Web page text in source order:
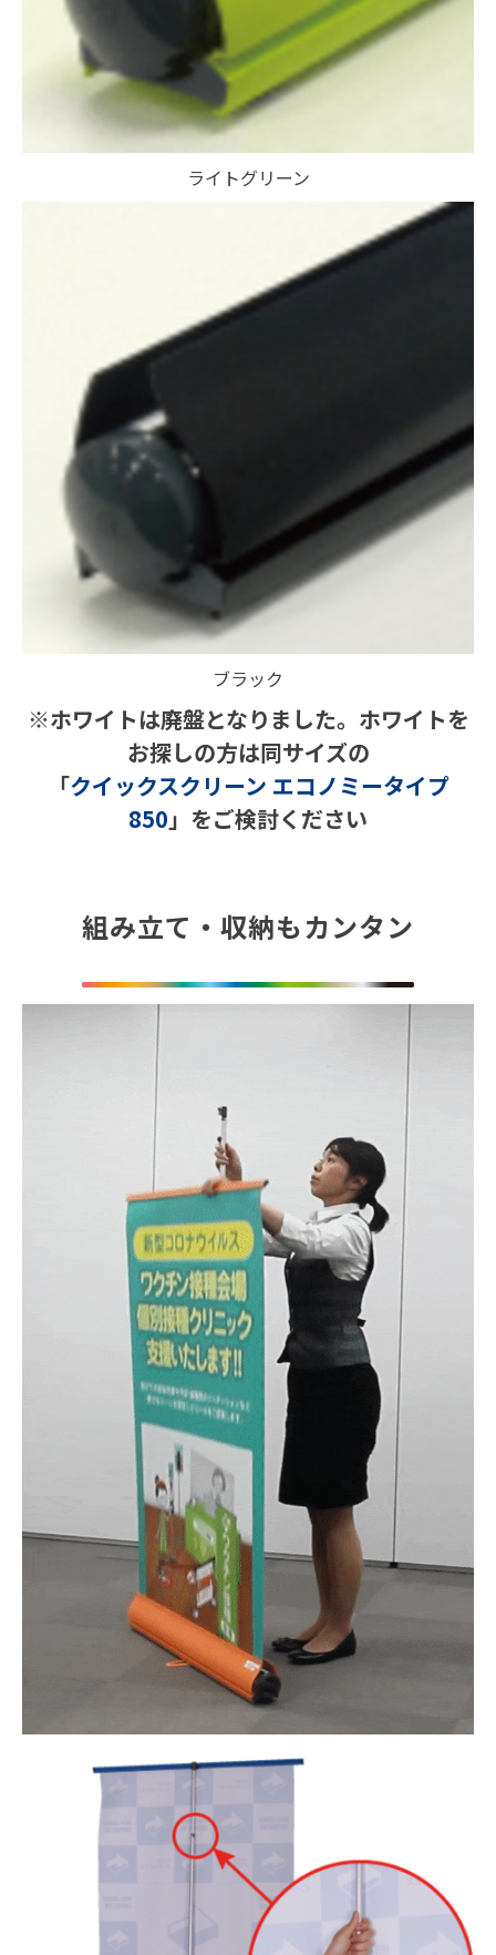
ライトグリーン
ブラック
※ホワイトは廃盤となりました。ホワイトを
お探しの方は同サイズの
「クイックスクリーン エコノミータイプ
850」をご検討ください
組み立て・収納もカンタン